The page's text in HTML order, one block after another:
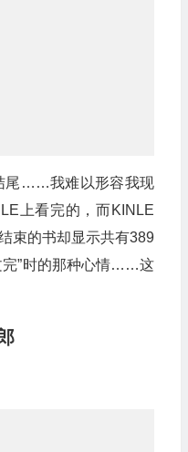
尾……我难以形容我现
上看完的，而KINLE
束的书却显示共有389
完”时的那种心情……这